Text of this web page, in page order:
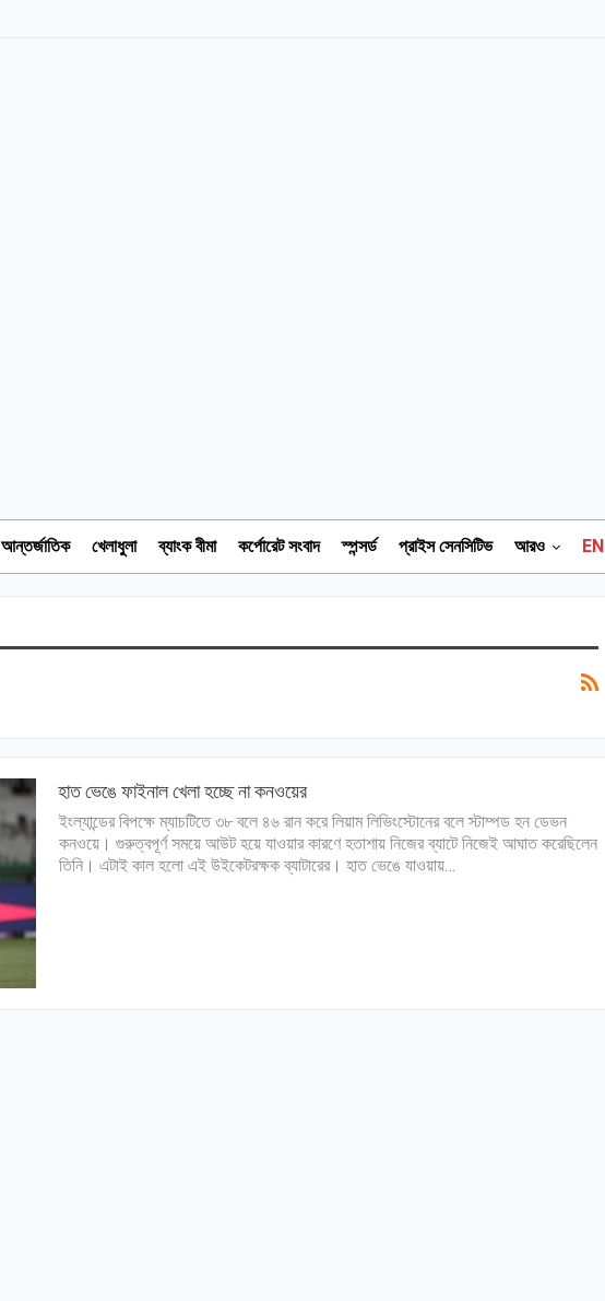
আন্তর্জাতিক খেলাধুলা ব্যাংক বীমা কর্পোরেট সংবাদ স্পন্সর্ড প্রাইস সেনসিটিভ আরও EN
হাত ভেঙে ফাইনাল খেলা হচ্ছে না কনওয়ের
ইংল্যান্ডের বিপক্ষে ম্যাচটিতে ৩৮ বলে ৪৬ রান করে লিয়াম লিভিংস্টোনের বলে স্টাম্পড হন ডেভন
কনওয়ে। গুরুত্বপূর্ণ সময়ে আউট হয়ে যাওয়ার কারণে হতাশায় নিজের ব্যাটে নিজেই আঘাত করেছিলেন
তিনি। এটাই কাল হলো এই উইকেটরক্ষক ব্যাটারের। হাত ভেঙে যাওয়ায়…